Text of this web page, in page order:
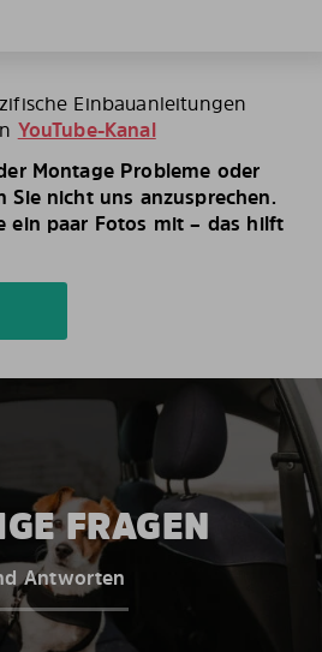
Einbauanleitungen
YouTube-Kanal
Montage Probleme oder
Sie nicht uns anzusprechen.
ein paar Fotos mit – das hilft
FRAGEN
Antworten